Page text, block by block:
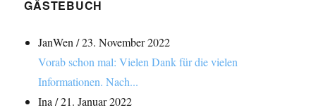
GÄSTEBUCH
JanWen/23. November 2022
Vorab schon mal: Vielen Dank für die vielen
Informationen. Nach...
Ina/21. Januar 2022